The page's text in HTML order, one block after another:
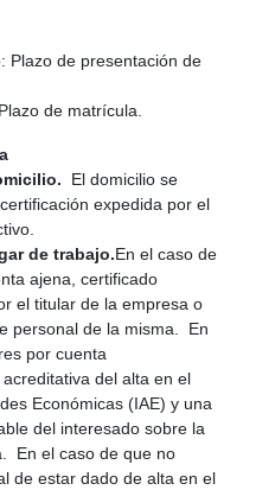
Plazo de presentación de
de matrícula.
El domicilio se
expedida por el
de trabajo.En el caso de
ajena, certificado
el titular de la empresa o
personal de la misma. En
por cuenta
del alta en el
Económicas (IAE) y una
del interesado sobre la
En el caso de que no
de estar dado de alta en el